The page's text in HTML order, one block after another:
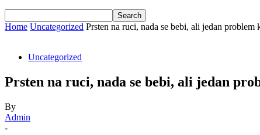
Home Uncategorized Prsten na ruci, nada se bebi, ali jedan problem
Uncategorized
Prsten na ruci, nada se bebi, ali jedan
By
Admin
-